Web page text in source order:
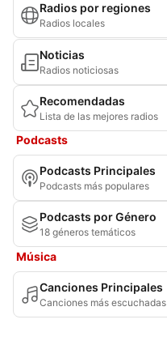
Radios por regiones
Radios locales
Noticias
Radios noticiosas
Recomendadas
Lista de las mejores radios
Podcasts
Podcasts Principales
Podcasts más populares
Podcasts por Género
18 géneros temáticos
Música
Canciones Principales
Canciones más escuchadas